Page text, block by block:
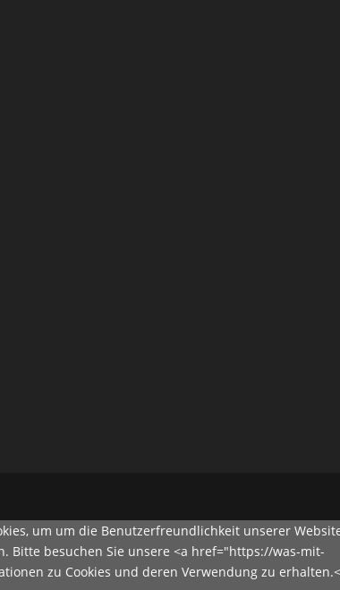
um um die Benutzerfreundlichkeit unserer
Bitte besuchen Sie unsere <a href="https://was-mit-
zu Cookies und deren Verwendung zu